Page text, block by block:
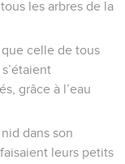
les arbres de la
celle de tous
grâce à l’eau
dans son
leurs petits